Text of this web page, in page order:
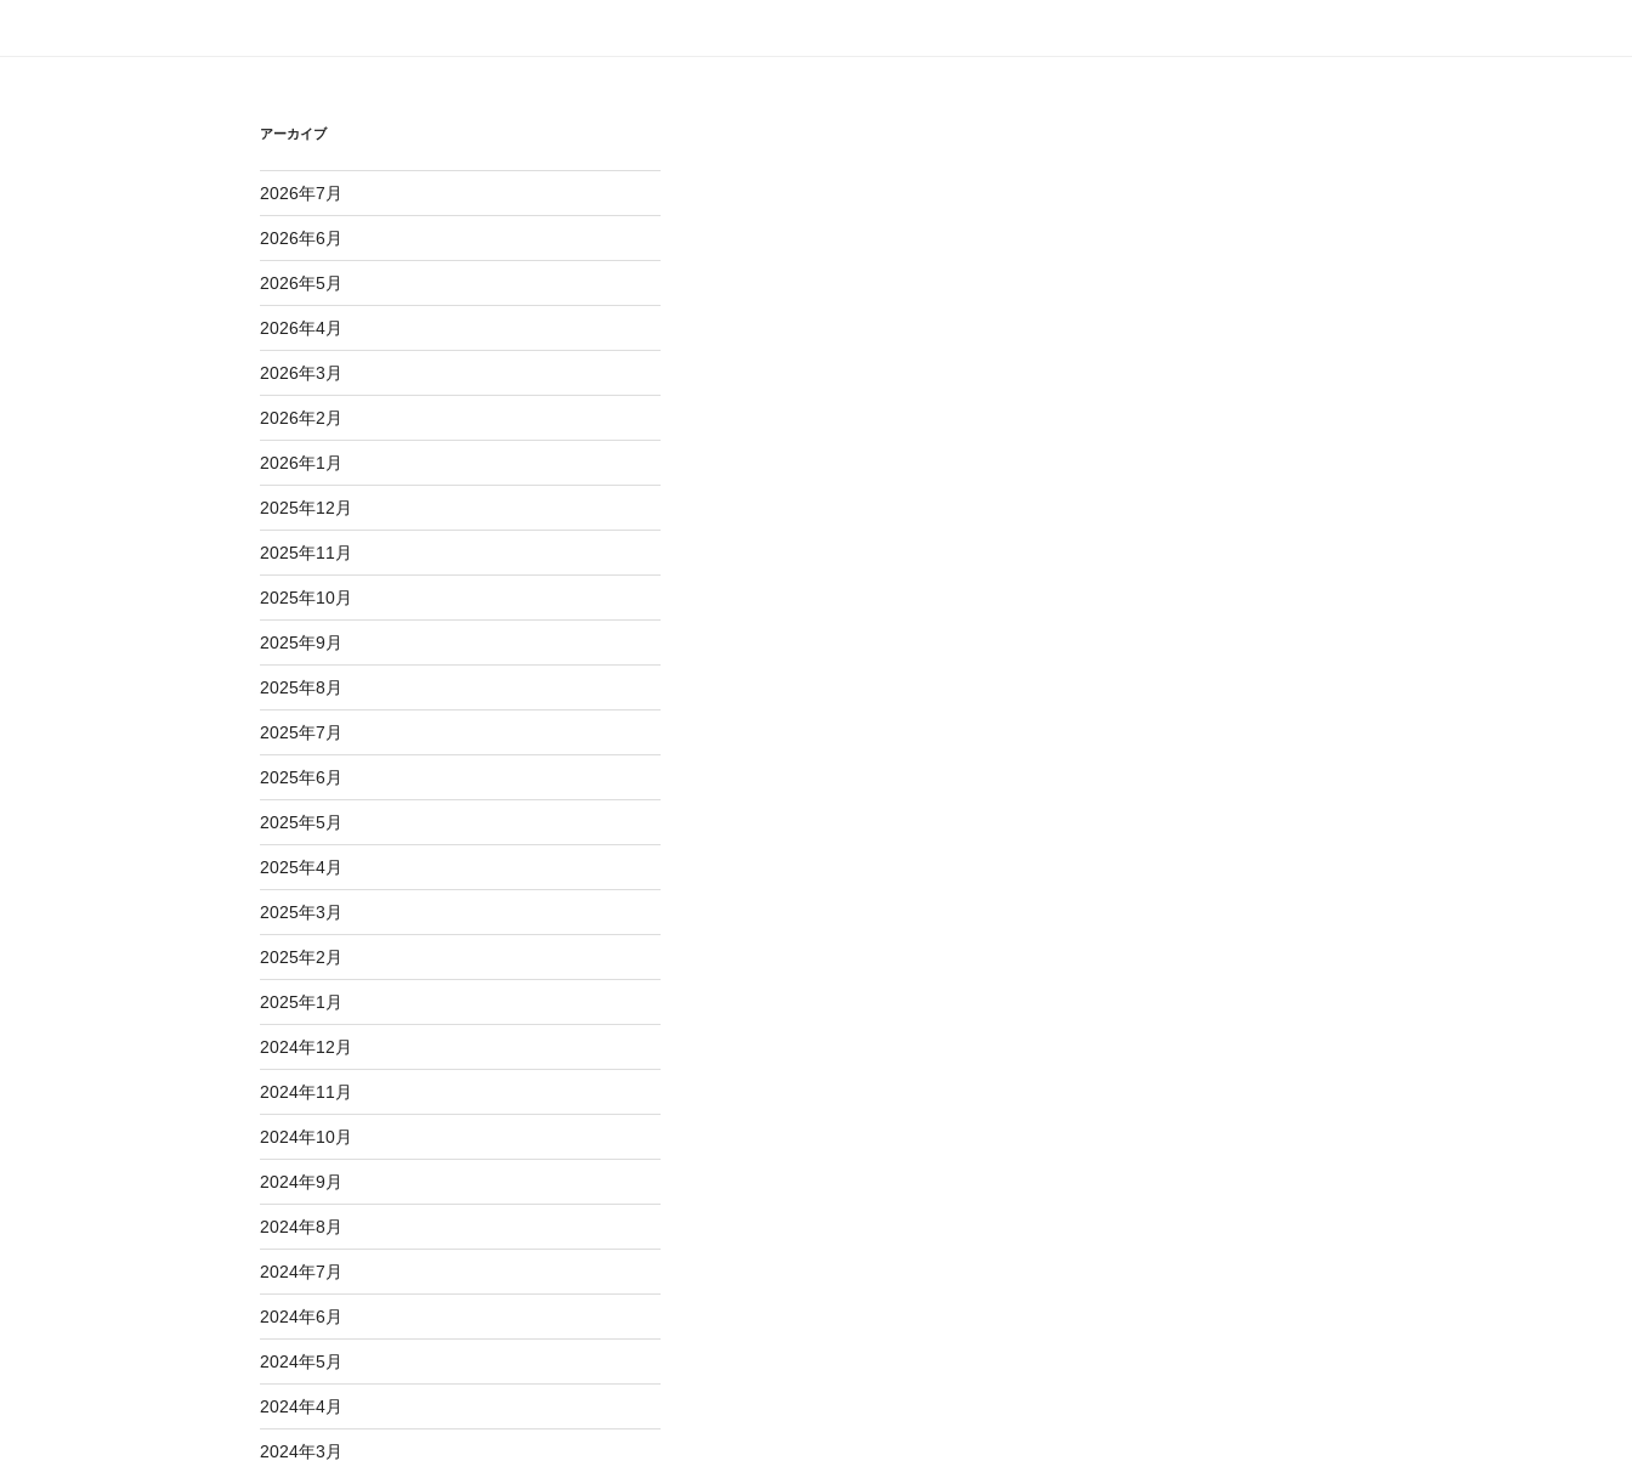
シ
ョ
ン
アーカイブ
2026年7月
2026年6月
2026年5月
2026年4月
2026年3月
2026年2月
2026年1月
2025年12月
2025年11月
2025年10月
2025年9月
2025年8月
2025年7月
2025年6月
2025年5月
2025年4月
2025年3月
2025年2月
2025年1月
2024年12月
2024年11月
2024年10月
2024年9月
2024年8月
2024年7月
2024年6月
2024年5月
2024年4月
2024年3月